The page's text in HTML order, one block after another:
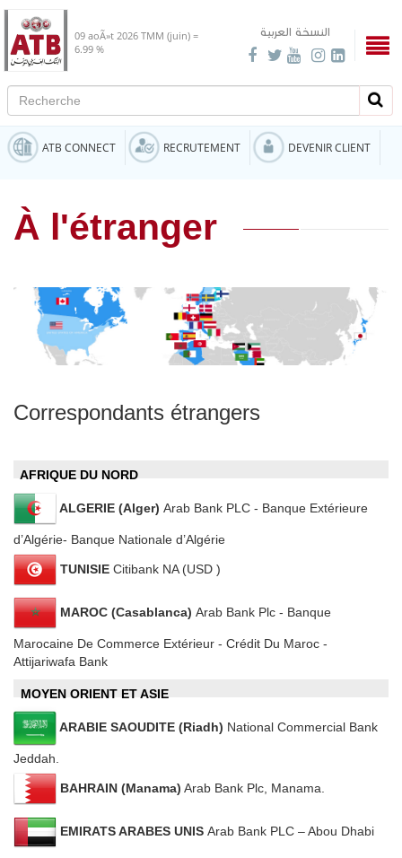
النسخة العربية 09 aoÃ»t 2026 TMM (juin) =
6.99 %
Recherche
ATB CONNECT RECRUTEMENT DEVENIR CLIENT
À l'étranger
Correspondants étrangers
AFRIQUE DU NORD
ALGERIE (Alger) Arab Bank PLC ‐ Banque Extérieure
d’Algérie- Banque Nationale d’Algérie
TUNISIE Citibank NA (USD )
MAROC (Casablanca) Arab Bank Plc ‐ Banque
Marocaine De Commerce Extérieur ‐ Crédit Du Maroc ‐
Attijariwafa Bank
MOYEN ORIENT ET ASIE
ARABIE SAOUDITE (Riadh) National Commercial Bank
Jeddah.
BAHRAIN (Manama) Arab Bank Plc, Manama.
EMIRATS ARABES UNIS Arab Bank PLC – Abou Dhabi